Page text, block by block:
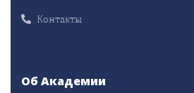
Контакты
Об Академии